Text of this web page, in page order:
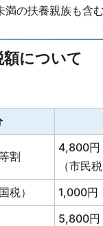
満の扶養親族も含
額について
割
4,800円
（市民
税）
1,000円
5,800円